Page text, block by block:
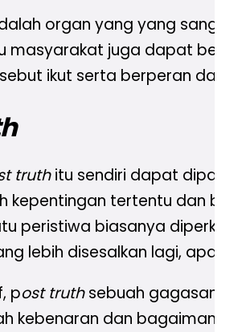
organ yang yang sangat
masyarakat juga dapat
ikut serta berperan
truthitu sendiri dapat
kepentingan tertentu dan
peristiwa biasanya
lebih disesalkan lagi, apa
post truthsebuah gagasan
kebenaran dan bagaimana